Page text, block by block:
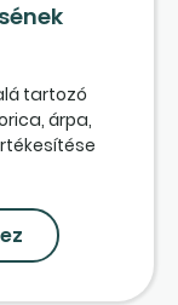
tartozó
árpa,